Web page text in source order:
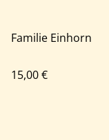
Familie Einhorn
15,00 €